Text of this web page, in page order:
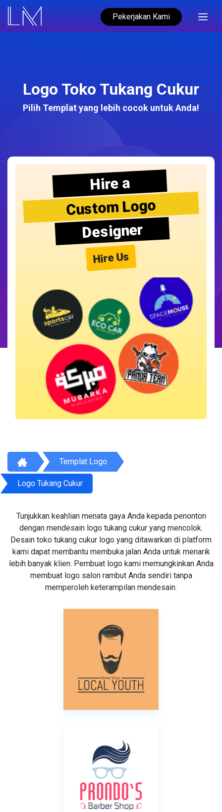
Pekerjakan Kami
Logo Toko Tukang Cukur
Pilih Templat yang lebih cocok untuk Anda!
Hire a
Custom Logo
Designer
Hire Us
Templat Logo
Logo Tukang Cukur
Tunjukkan keahlian menata gaya Anda kepada penonton
dengan mendesain logo tukang cukur yang mencolok.
Desain toko tukang cukur logo yang ditawarkan di platform
kami dapat membantu membuka jalan Anda untuk menarik
lebih banyak klien. Pembuat logo kami memungkinkan Anda
membuat logo salon rambut Anda sendiri tanpa
memperoleh keterampilan mendesain.